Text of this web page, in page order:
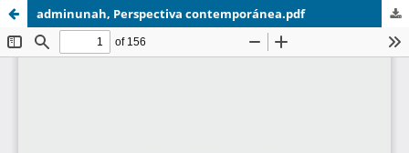
adminunah, Perspectiva contemporánea.pdf